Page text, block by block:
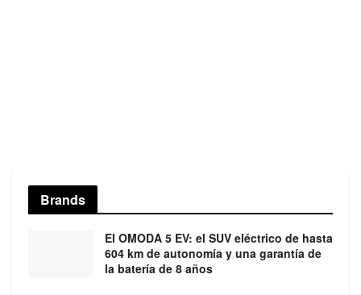
Brands
El OMODA 5 EV: el SUV eléctrico de hasta
604 km de autonomía y una garantía de
la batería de 8 años